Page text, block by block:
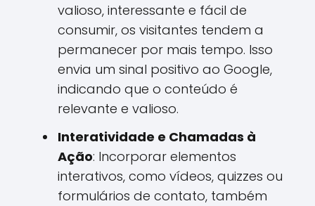
valioso, interessante e fácil de
consumir, os visitantes tendem a
permanecer por mais tempo. Isso
envia um sinal positivo ao Google,
indicando que o conteúdo é
relevante e valioso.
Interatividade e Chamadas à
Ação: Incorporar elementos
interativos, como vídeos, quizzes ou
formulários de contato, também